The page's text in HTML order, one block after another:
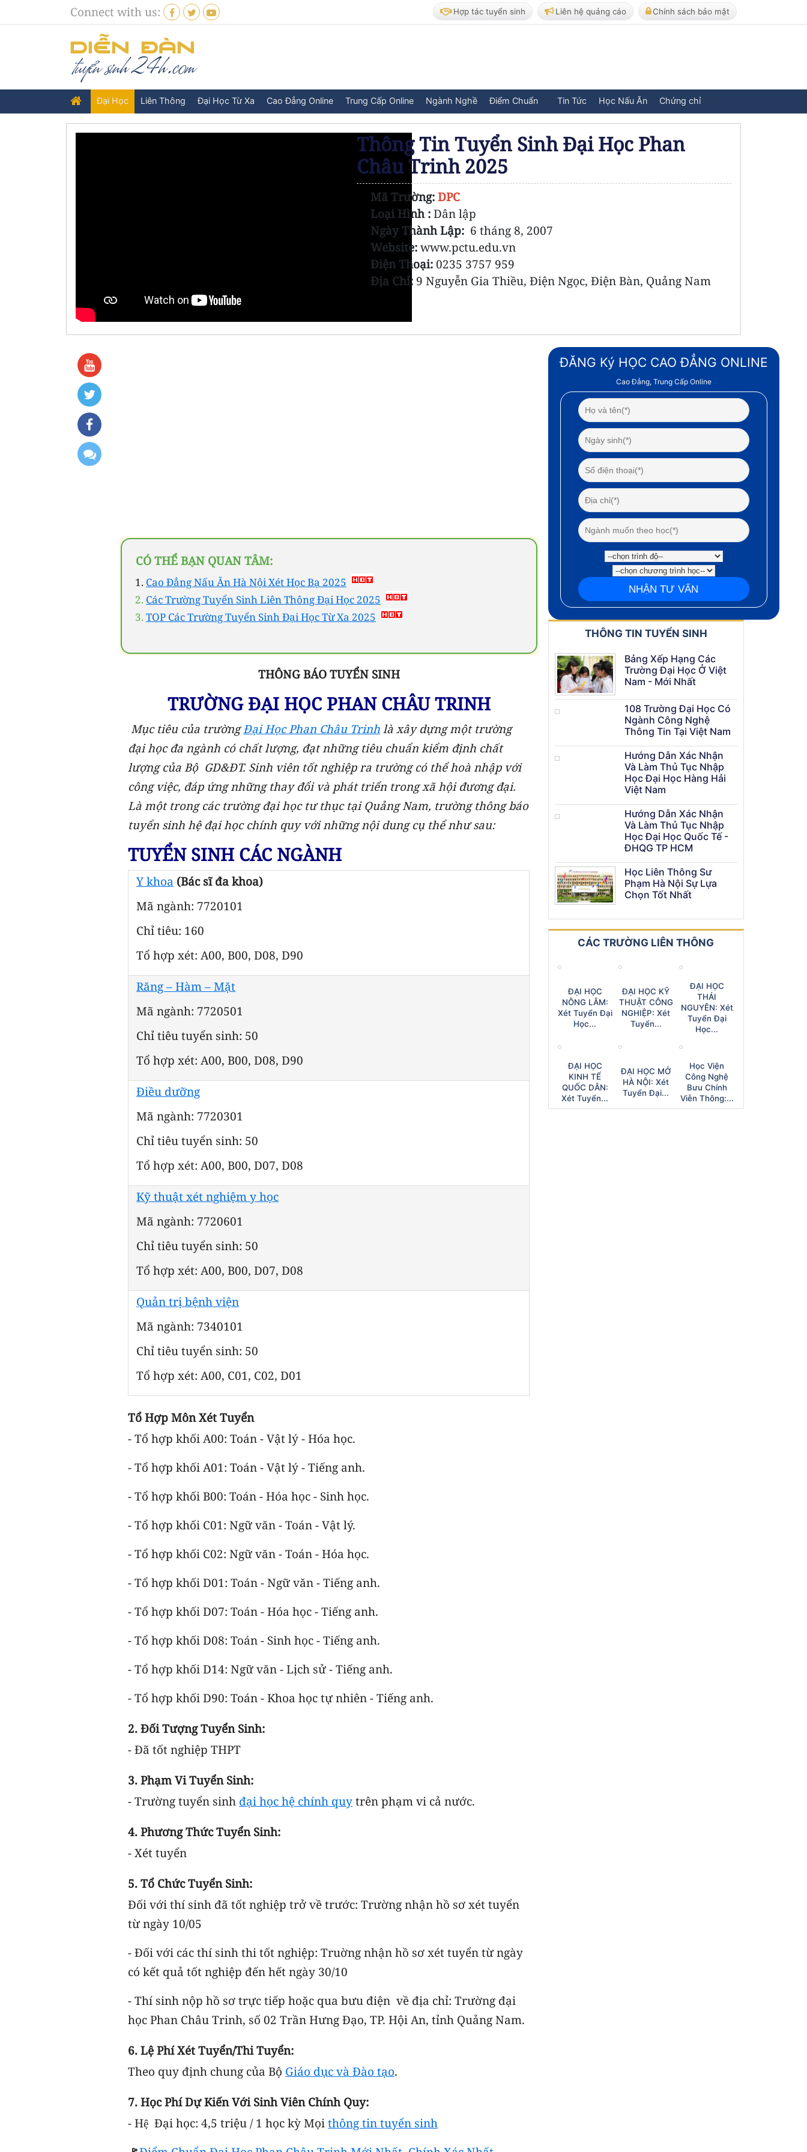
Connect with us: Hợp tác tuyển sinh Liên hệ quảng cáo Chính sách bảo mật
Đại Học Liên Thông Đại Học Từ Xa Cao Đẳng Online Trung Cấp Online Ngành Nghề Điểm Chuẩn Tin Tức Học Nấu Ăn Chứng chỉ
Thông Tin Tuyển Sinh Đại Học Phan
Châu Trinh 2025
Mã Trường: DPC
Loại Hình :Dân lập
Ngày Thành Lập: 6 tháng 8, 2007
Website:www.pctu.edu.vn
Điện Thoại: 0235 3757 959
Địa Chỉ:9 Nguyễn Gia Thiều, Điện Ngọc, Điện Bàn, Quảng Nam
CÓ THỂ BẠN QUAN TÂM:
Cao Đẳng Nấu Ăn Hà Nội Xét Học Bạ 2025
Các Trường Tuyển Sinh Liên Thông Đại Học 2025
TOP Các Trường Tuyển Sinh Đại Học Từ Xa 2025
THÔNG BÁO TUYỂN SINH
TRƯỜNG ĐẠI HỌC PHAN CHÂU TRINH
Mục tiêu của trườngĐại Học Phan Châu Trinh là xây dựng một trường
đại học đa ngành có chất lượng, đạt những tiêu chuẩn kiểm định chất
lượng của Bộ GD&ĐT. Sinh viên tốt nghiệp ra trường có thể hoà nhập với
công việc, đáp ứng những thay đổi và phát triển trong xã hội đương đại.
Là một trong các trường đại học tư thục tại Quảng Nam, trường thông báo
tuyển sinh hệ đại học chính quy với những nội dung cụ thể như sau:
TUYỂN SINH CÁC NGÀNH
Y khoa (Bác sĩ đa khoa)
Mã ngành: 7720101
Chỉ tiêu: 160
Tổ hợp xét: A00, B00, D08, D90
Răng – Hàm – Mặt
Mã ngành: 7720501
Chỉ tiêu tuyển sinh: 50
Tổ hợp xét: A00, B00, D08, D90
Điều dưỡng
Mã ngành: 7720301
Chỉ tiêu tuyển sinh: 50
Tổ hợp xét: A00, B00, D07, D08
Kỹ thuật xét nghiệm y học
Mã ngành: 7720601
Chỉ tiêu tuyển sinh: 50
Tổ hợp xét: A00, B00, D07, D08
Quản trị bệnh viện
Mã ngành: 7340101
Chỉ tiêu tuyển sinh: 50
Tổ hợp xét: A00, C01, C02, D01
Tổ Hợp Môn Xét Tuyển
- Tổ hợp khối A00: Toán - Vật lý - Hóa học.
- Tổ hợp khối A01: Toán - Vật lý - Tiếng anh.
- Tổ hợp khối B00: Toán - Hóa học - Sinh học.
- Tổ hợp khối C01: Ngữ văn - Toán - Vật lý.
- Tổ hợp khối C02: Ngữ văn - Toán - Hóa học.
- Tổ hợp khối D01: Toán - Ngữ văn - Tiếng anh.
- Tổ hợp khối D07: Toán - Hóa học - Tiếng anh.
- Tổ hợp khối D08: Toán - Sinh học - Tiếng anh.
- Tổ hợp khối D14: Ngữ văn - Lịch sử - Tiếng anh.
- Tổ hợp khối D90: Toán - Khoa học tự nhiên - Tiếng anh.
2. Đối Tượng Tuyển Sinh:
- Đã tốt nghiệp THPT
3. Phạm Vi Tuyển Sinh:
-Trường tuyển sinh đại học hệ chính quy trên phạm vi cả nước.
4. Phương Thức Tuyển Sinh:
- Xét tuyển
5. Tổ Chức Tuyển Sinh:
Đối với thí sinh đã tốt nghiệp trở về trước: Trường nhận hồ sơ xét tuyển
từ ngày 10/05
- Đối với các thí sinh thi tốt nghiệp: Truờng nhận hồ sơ xét tuyển từ ngày
có kết quả tốt nghiệp đến hết ngày 30/10
- Thí sinh nộp hồ sơ trực tiếp hoặc qua bưu điện về địa chỉ: Trường đại
học Phan Châu Trinh, số 02 Trần Hưng Đạo, TP. Hội An, tỉnh Quảng Nam.
6. Lệ Phí Xét Tuyển/thi Tuyển:
Theo quy định chung của Bộ Giáo dục và Đào tạo.
7. Học Phí Dự Kiến Với Sinh Viên Chính Quy:
- Hệ Đại học: 4,5 triệu / 1 học kỳ Mọithông tin tuyển sinh
ĐĂNG Ký HỌC CAO ĐẲNG ONLINE
Cao Đẳng, Trung Cấp Online
THÔNG TIN TUYỂN SINH
Bảng Xếp Hạng Các
Trường Đại Học Ở Việt
Nam - Mới Nhất
108 Trường Đại Học Có
Ngành Công Nghệ
Thông Tin Tại Việt Nam
Hướng Dẫn Xác Nhận
Và Làm Thủ Tục Nhập
Học Đại Học Hàng Hải
Việt Nam
Hướng Dẫn Xác Nhận
Và Làm Thủ Tục Nhập
Học Đại Học Quốc Tế -
ĐHQG TP HCM
Học Liên Thông Sư
Phạm Hà Nội Sự Lựa
Chọn Tốt Nhất
CÁC TRƯỜNG LIÊN THÔNG
ĐẠI HỌC
NÔNG LÂM:
Xét Tuyển Đại
Học...
ĐẠI HỌC KỸ
THUẬT CÔNG
NGHIỆP: Xét
Tuyển...
ĐẠI HỌC
THÁI
NGUYÊN: Xét
Tuyển Đại
Học...
ĐẠI HỌC
KINH TẾ
QUỐC DÂN:
Xét Tuyển...
ĐẠI HỌC MỞ
HÀ NỘI: Xét
Tuyển Đại...
Học Viện
Công Nghệ
Bưu Chính
Viễn Thông:...